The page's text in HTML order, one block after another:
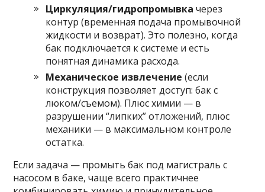
Циркуляция/гидропромывка через
контур (временная подача промывочной
жидкости и возврат). Это полезно, когда
бак подключается к системе и есть
понятная динамика расхода.
Механическое извлечение (если
конструкция позволяет доступ: бак с
люком/съемом). Плюс химии — в
разрушении “липких” отложений, плюс
механики — в максимальном контроле
остатка.
Если задача — промыть бак под магистраль с
насосом в баке, чаще всего практичнее